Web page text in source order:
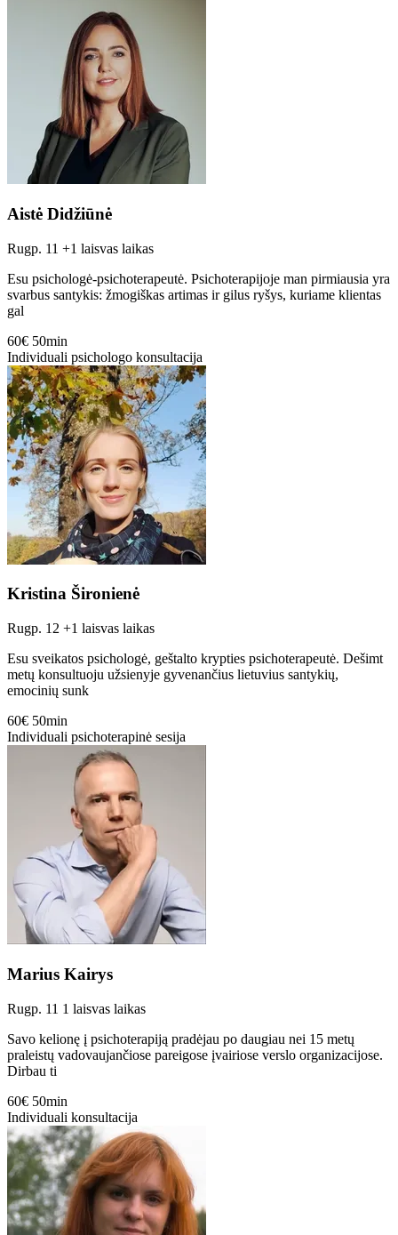
Aistė Didžiūnė
Rugp. 11 +1 laisvas laikas
Esu psichologė-psichoterapeutė. Psichoterapijoje man pirmiausia yra
svarbus santykis: žmogiškas artimas ir gilus ryšys, kuriame klientas
gal
60€ 50min
Individuali psichologo konsultacija
Kristina Šironienė
Rugp. 12 +1 laisvas laikas
Esu sveikatos psichologė, geštalto krypties psichoterapeutė. Dešimt
metų konsultuoju užsienyje gyvenančius lietuvius santykių,
emocinių sunk
60€ 50min
Individuali psichoterapinė sesija
Marius Kairys
Rugp. 11 1 laisvas laikas
Savo kelionę į psichoterapiją pradėjau po daugiau nei 15 metų
praleistų vadovaujančiose pareigose įvairiose verslo organizacijose.
Dirbau ti
60€ 50min
Individuali konsultacija